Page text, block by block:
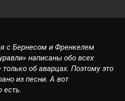
с Бернесом и Френкелем
написаны обо всех
об аварцах. Поэтому это
из песни. А вот
есть.